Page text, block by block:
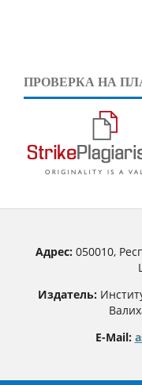
ПРОВЕРКА НА
Адрес:050010,
Издатель:
E-Mail: